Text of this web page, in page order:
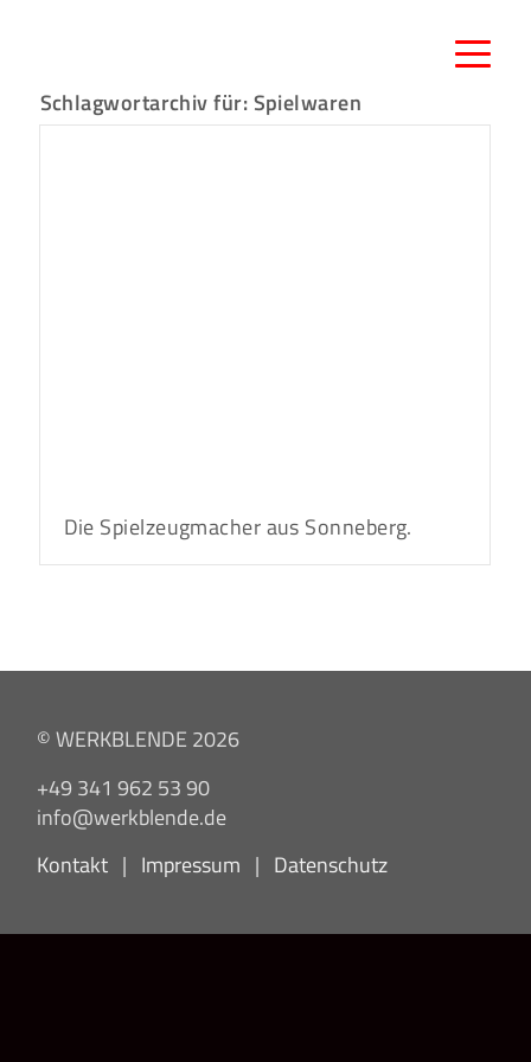
Schlagwortarchiv für:Spielwaren
Die Spielzeugmacher aus Sonneberg.
© WERKBLENDE 2026
+49 341 962 53 90
info@werkblende.de
Kontakt | Impressum | Datenschutz